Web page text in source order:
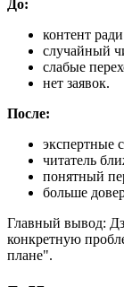
До:
контент
случайный
слабые
нет заявок.
После:
экспертные
читатель
понятный
больше
Главный вывод:
конкретную
плане".